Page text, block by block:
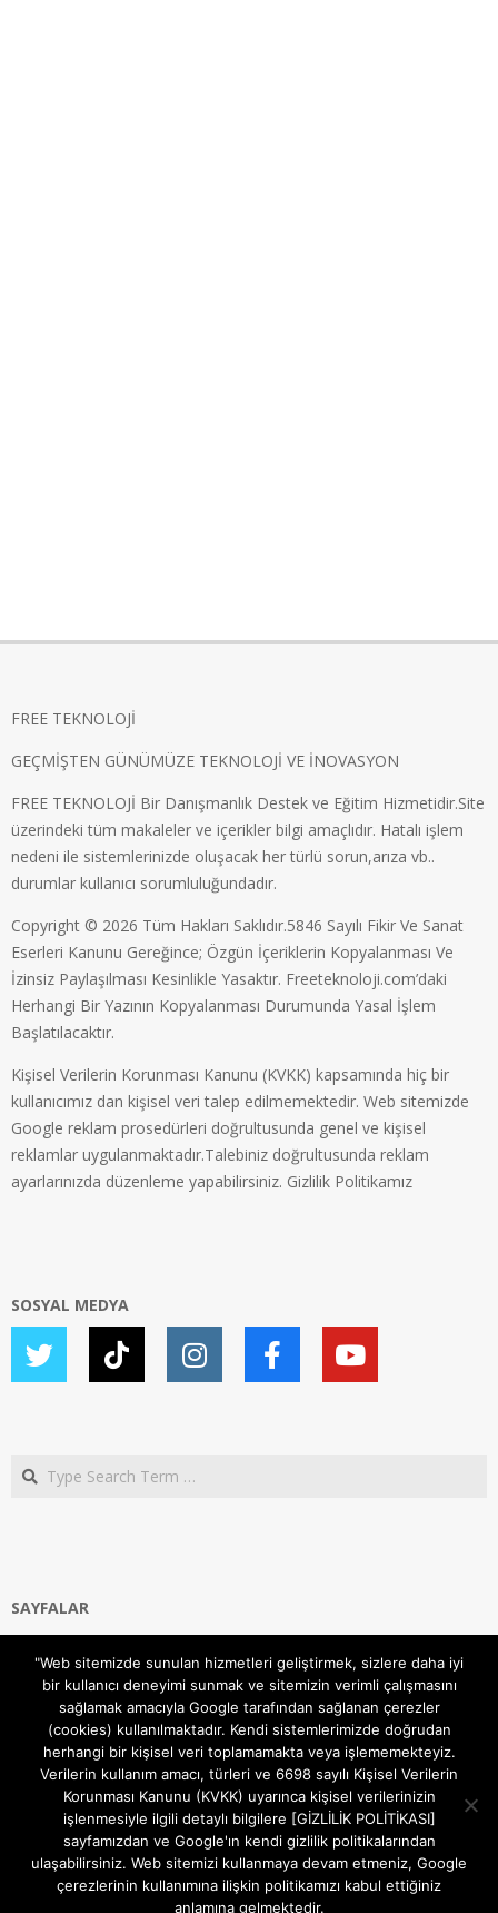
FREE TEKNOLOJİ
GEÇMİŞTEN GÜNÜMÜZE TEKNOLOJİ VE İNOVASYON
FREE TEKNOLOJİ Bir Danışmanlık Destek ve Eğitim Hizmetidir.Site
üzerindeki tüm makaleler ve içerikler bilgi amaçlıdır. Hatalı işlem
nedeni ile sistemlerinizde oluşacak her türlü sorun,arıza vb..
durumlar kullanıcı sorumluluğundadır.
Copyright © 2026 Tüm Hakları Saklıdır.5846 Sayılı Fikir Ve Sanat
Eserleri Kanunu Gereğince; Özgün İçeriklerin Kopyalanması Ve
İzinsiz Paylaşılması Kesinlikle Yasaktır. Freeteknoloji.com’daki
Herhangi Bir Yazının Kopyalanması Durumunda Yasal İşlem
Başlatılacaktır.
Kişisel Verilerin Korunması Kanunu (KVKK) kapsamında hiç bir
kullanıcımız dan kişisel veri talep edilmemektedir. Web sitemizde
Google reklam prosedürleri doğrultusunda genel ve kişisel
reklamlar uygulanmaktadır.Talebiniz doğrultusunda reklam
ayarlarınızda düzenleme yapabilirsiniz. Gizlilik Politikamız
SOSYAL MEDYA
Search
SAYFALAR
Gizlilik ve Çerezler (Cookies) Politikası
Hakkımızda
İletişim Kanalları
MODEM KURULUM
TEKNİK DESTEK
TELEVİZYON SİSTEMLERİ
"Web sitemizde sunulan hizmetleri geliştirmek, sizlere daha iyi
bir kullanıcı deneyimi sunmak ve sitemizin verimli çalışmasını
sağlamak amacıyla Google tarafından sağlanan çerezler
(cookies) kullanılmaktadır. Kendi sistemlerimizde doğrudan
herhangi bir kişisel veri toplamamakta veya işlememekteyiz.
Verilerin kullanım amacı, türleri ve 6698 sayılı Kişisel Verilerin
Korunması Kanunu (KVKK) uyarınca kişisel verilerinizin
işlenmesiyle ilgili detaylı bilgilere [GİZLİLİK POLİTİKASI]
sayfamızdan ve Google'ın kendi gizlilik politikalarından
ulaşabilirsiniz. Web sitemizi kullanmaya devam etmeniz, Google
çerezlerinin kullanımına ilişkin politikamızı kabul ettiğiniz
anlamına gelmektedir.